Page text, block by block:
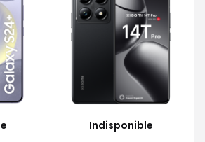
Indisponible